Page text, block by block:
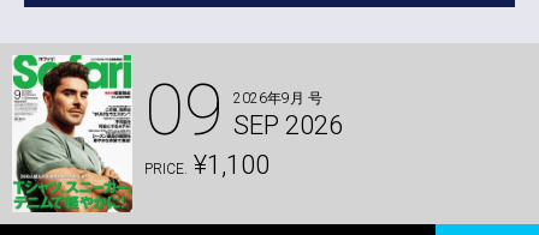
09 2026年9月 号
SEP 2026
PRICE. ¥1,100